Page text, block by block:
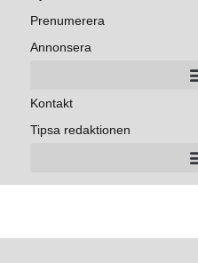
Prenumerera
Annonsera
Kontakt
Tipsa redaktionen